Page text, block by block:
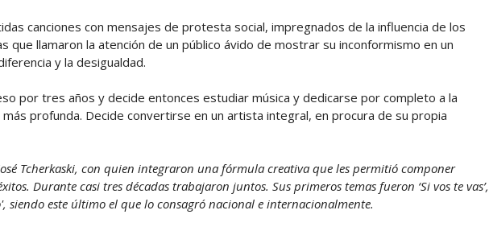
canciones con mensajes de protesta social, impregnados de la influencia de los
que llamaron la atención de un público ávido de mostrar su inconformismo en un
y la desigualdad.
por tres años y decide entonces estudiar música y dedicarse por completo a la
profunda. Decide convertirse en un artista integral, en procura de su propia
Tcherkaski, con quien integraron una fórmula creativa que les permitió componer
Durante casi tres décadas trabajaron juntos. Sus primeros temas fueron ‘Si vos te vas’,
siendo este último el que lo consagró nacional e internacionalmente.​